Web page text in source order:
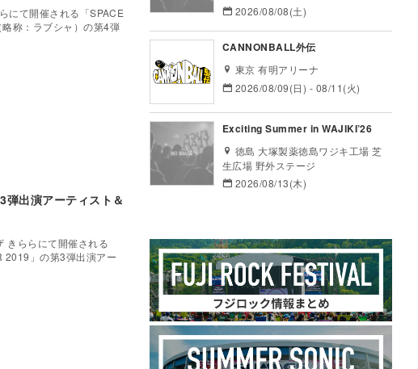
にて開催される「SPACE
称：ラブシャ）の第4弾
出演アーティスト＆
きららにて開催される
2019」の第3弾出演アー
2026/08/08(土)
CANNONBALL外伝
東京 有明アリーナ
2026/08/09(日) - 08/11(火)
Exciting Summer in WAJIKI’26
徳島 大塚製薬徳島ワジキ工場 芝
生広場 野外ステージ
2026/08/13(木)